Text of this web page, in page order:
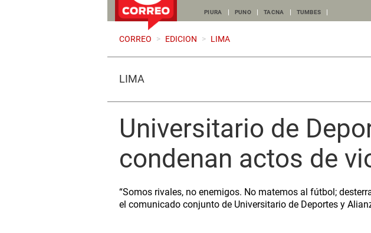
PIURA PUNO TACNA TUMBES
CORREO > EDICION > LIMA
LIMA
Universitario de
condenan actos de
“Somos rivales, no enemigos. No matemos al fútbol;
el comunicado conjunto de Universitario de Deportes y